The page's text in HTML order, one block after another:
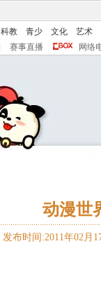
科教 青少 文化
艺术
赛事直播 网络
动漫世
发布时间:2011年02月